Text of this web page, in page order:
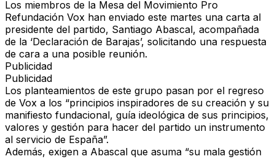
Los miembros de la Mesa del Movimiento Pro
Refundación Vox han enviado este martes una carta al
presidente del partido, Santiago Abascal, acompañada
de la ‘Declaración de Barajas’, solicitando una respuesta
de cara a una posible reunión.
Publicidad
Publicidad
Los planteamientos de este grupo pasan por el regreso
de Vox a los “principios inspiradores de su creación y su
manifiesto fundacional, guía ideológica de sus principios,
valores y gestión para hacer del partido un instrumento
al servicio de España”.
Además, exigen a Abascal que asuma “su mala gestión